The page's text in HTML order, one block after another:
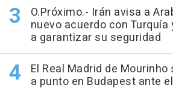
O.Próximo.- Irán avisa a
nuevo acuerdo con Turquía
a garantizar su seguridad
El Real Madrid de
a punto en Budapest ante